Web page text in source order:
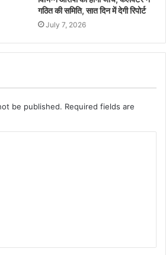
गठित की समिति, सात दिन में देगी रिपोर्ट
July 7, 2026
be published. Required fields are